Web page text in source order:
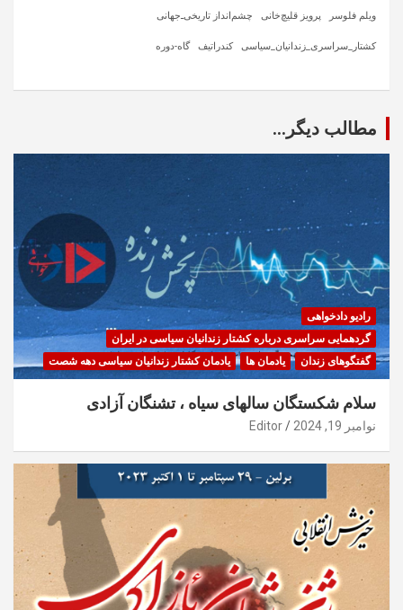
ویلم فلوسر پرویز قلیچ‌خانی چشم‌انداز تاریخی‌ـ‌جهانی
کشتار_سراسری_زندانیان_سیاسی کندراتیف گاه-دوره
مطالب دیگر...
رادیو دادخواهی
گردهمایی سراسری درباره کشتار زندانیان سیاسی در ایران
گفتگوهای زندان
یادمان ها یادمان کشتار زندانیان سیاسی دهه شصت
سلام شکستگان سالهای سیاه ، تشنگان آزادی
نوامبر 19, 2024 Editor